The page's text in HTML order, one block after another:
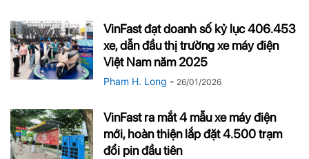
VinFast đạt doanh số kỷ lục 406.453
xe, dẫn đầu thị trường xe máy điện
Việt Nam năm 2025
Pham H. Long - 26/01/2026
VinFast ra mắt 4 mẫu xe máy điện
mới, hoàn thiện lắp đặt 4.500 trạm
đổi pin đầu tiên